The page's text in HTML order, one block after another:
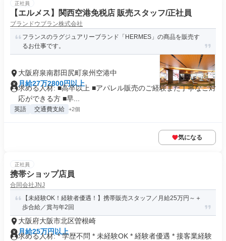
正社員
【エルメス】関西空港免税店 販売スタッフ/正社員
ブランドウブラン株式会社
フランスのラグジュアリーブランド「HERMES」の商品を販売す
るお仕事です。
大阪府泉南郡田尻町泉州空港中
月給27万2800円以上
求める人材: ■高卒以上 ■アパレル販売のご経験また丁寧なご対
応ができる方 ■早...
英語 交通費支給 +2個
気になる
正社員
携帯ショップ店員
合同会社JNJ
【未経験OK！経験者優遇！】携帯販売スタッフ／月給25万円～＋
歩合給／賞与年2回
大阪府大阪市北区曽根崎
月給25万円以上
求める人材: * 学歴不問 * 未経験OK * 経験者優遇 * 接客業経験